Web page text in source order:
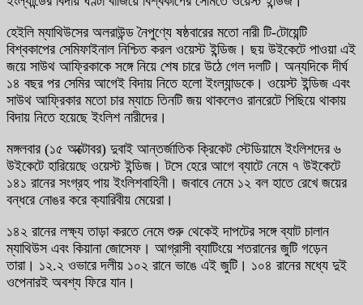
হেইলি ম্যাথিউসের অলরাউন্ড নৈপুণ্যে ষষ্ঠবারের মতো নারী টি-টোয়েন্টি
বিশ্বকাপের সেমিফাইনাল নিশ্চিত করল ওয়েস্ট ইন্ডিজ। ছয় উইকেটে পাওয়া এই
জয়ে সাউথ আফ্রিকাকে সঙ্গে নিয়ে শেষ চারে উঠে গেল দলটি। অন্যদিকে দীর্ঘ
১৪ বছর পর সেমির আগেই বিদায় নিতে হলো ইংল্যান্ডকে। ওয়েস্ট ইন্ডিজ এবং
সাউথ আফ্রিকার মতো চার ম্যাচে তিনটি জয় থাকলেও রানরেটে পিছিয়ে থাকায়
বিদায় নিতে হয়েছে ইংলিশ নারীদের।
মঙ্গলবার (১৫ অক্টোবর) দুবাই আন্তর্জাতিক ক্রিকেট স্টেডিয়ামে ইংলিশদের ৬
উইকেটে হারিয়েছে ওয়েস্ট ইন্ডিজ। টসে হেরে আগে ব্যাটে নেমে ৭ উইকেটে
১৪১ রানের সংগ্রহ পায় ইংলিশবাহিনী। জবাবে নেমে ১২ বল হাতে রেখে জয়ের
বন্ধরে নোঙর করে ক্যারিবীয় মেয়েরা।
১৪২ রানের লক্ষ্য তাড়া করতে নেমে শুরু থেকেই দাপটের সঙ্গে ব্যাট চালান
ম্যাথিউস এবং কিয়ানা জোসেফ। আগ্রাসী ব্যাটিংয়ে শতরানের জুটি গড়েন
তারা। ১২.২ ওভারে দলীয় ১০২ রানে ভাঙে এই জুটি। ১০৪ রানের মধ্যে দুই
ওপেনারই অবশ্য ফিরে যান।